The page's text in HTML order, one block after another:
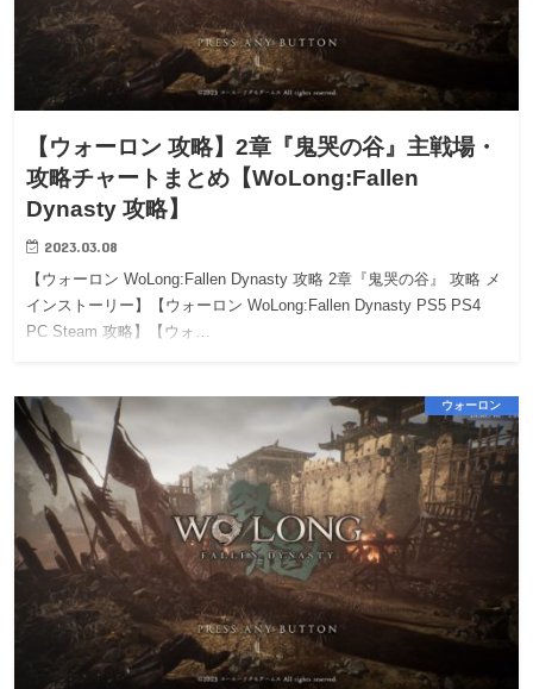
【ウォーロン 攻略】2章『鬼哭の谷』主戦場・
攻略チャートまとめ【WoLong:Fallen
Dynasty 攻略】
2023.03.08
【ウォーロン WoLong:Fallen Dynasty 攻略 2章『鬼哭の谷』 攻略 メ
インストーリー】【ウォーロン WoLong:Fallen Dynasty PS5 PS4
PC Steam 攻略】【ウォ…
ウォーロン